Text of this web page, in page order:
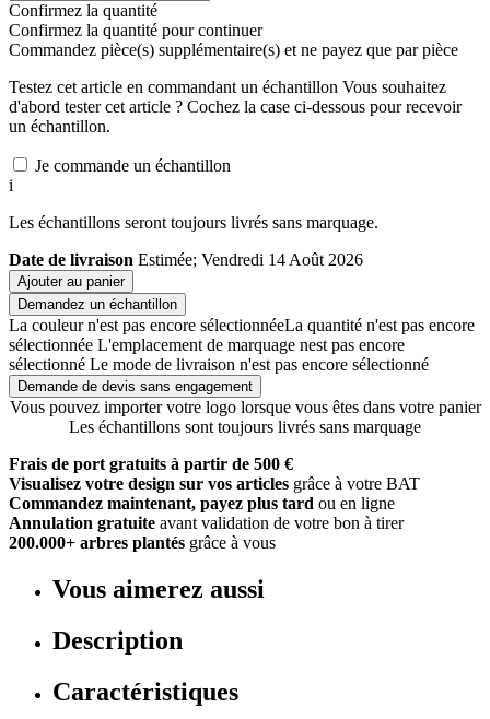
Confirmez la quantité
Confirmez la quantité pour continuer
Commandez pièce(s) supplémentaire(s) et ne payez que par pièce
Testez cet article en commandant un échantillon Vous souhaitez
d'abord tester cet article ? Cochez la case ci-dessous pour recevoir
un échantillon.
Je commande un échantillon
i
Les échantillons seront toujours livrés sans marquage.
Date de livraison Estimée; Vendredi 14 Août 2026
Ajouter au panier
Demandez un échantillon
La couleur n'est pas encore sélectionnéeLa quantité n'est pas encore
sélectionnée L'emplacement de marquage nest pas encore
sélectionné Le mode de livraison n'est pas encore sélectionné
Demande de devis sans engagement
Vous pouvez importer votre logo lorsque vous êtes dans votre panier
Les échantillons sont toujours livrés sans marquage
Frais de port gratuits à partir de 500 €
Visualisez votre design sur vos articles grâce à votre BAT
Commandez maintenant, payez plus tard ou en ligne
Annulation gratuite avant validation de votre bon à tirer
200.000+ arbres plantés grâce à vous
Vous aimerez aussi
Description
Caractéristiques